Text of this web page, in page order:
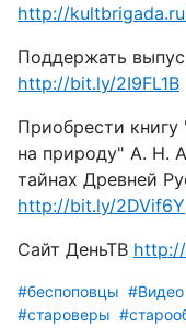
http://
Поддержать
http://bit.ly/2I9FL1B
Приобрести книгу
на природу" А. Н.
тайнах Древней
http://bit.ly/2DVif6Y
Сайт ДеньТВ
#беспоповцы #Видео
#староверы